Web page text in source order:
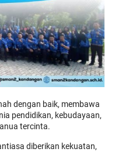
dengan baik, membawa
pendidikan, kebudayaan,
tercinta.
diberikan kekuatan,